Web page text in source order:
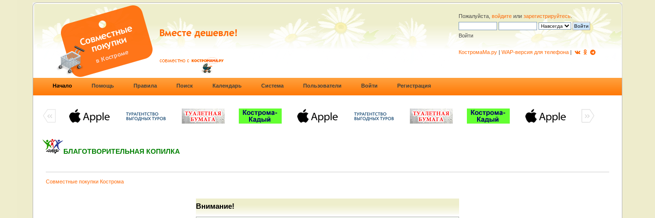
Пожалуйста, войдитеили зарегистрируйтесь.
Войти
КостромаМа.ру| WAP-версия для телефона|
Начало Помощь Правила Поиск Календарь Система Пользователи Войти Регистрация
БЛАГОТВОРИТЕЛЬНАЯ КОПИЛКА
Совместные покупки Кострома
Внимание!